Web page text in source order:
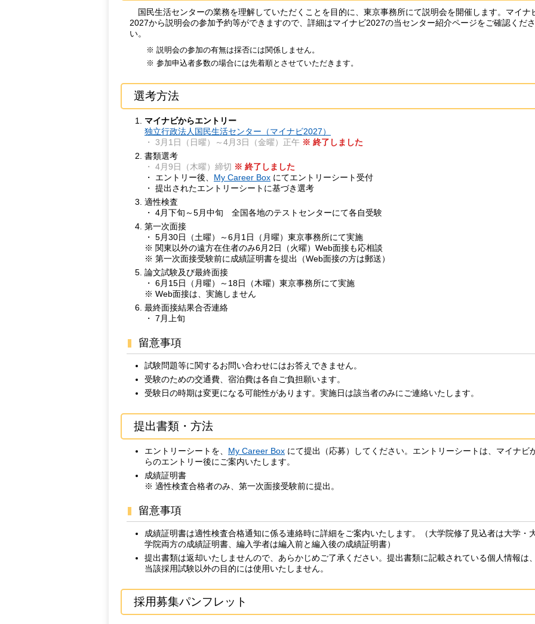
国民生活センターの業務を理解していただくことを目的に、東京事務所にて説明会を開催します。マイナ
2027から説明会の参加予約等ができますので、詳細はマイナビ2027の当センター紹介ページをご確認くださ
い。
※ 説明会の参加の有無は採否には関係しません。
※ 参加申込者多数の場合には先着順とさせていただきます。
選考方法
マイナビからエントリー
独立行政法人国民生活センター（マイナビ2027）
・ 3月1日（日曜）～4月3日（金曜）正午 ※ 終了しました
書類選考
・ 4月9日（木曜）締切 ※ 終了しました
・ エントリー後、 My Career Box にてエントリーシート受付
・ 提出されたエントリーシートに基づき選考
適性検査
・ 4月下旬～5月中旬 全国各地のテストセンターにて各自受験
第一次面接
・ 5月30日（土曜）～6月1日（月曜）東京事務所にて実施
※ 関東以外の遠方在住者のみ6月2日（火曜）Web面接も応相談
※ 第一次面接受験前に成績証明書を提出（Web面接の方は郵送）
論文試験及び最終面接
・ 6月15日（月曜）～18日（木曜）東京事務所にて実施
※ Web面接は、実施しません
最終面接結果合否連絡
・ 7月上旬
留意事項
試験問題等に関するお問い合わせにはお答えできません。
受験のための交通費、宿泊費は各自ご負担願います。
受験日の時期は変更になる可能性があります。実施日は該当者のみにご連絡いたします。
提出書類・方法
エントリーシートを、 My Career Box にて提出（応募）してください。エントリーシートは、マイナビ
らのエントリー後にご案内いたします。
成績証明書
※ 適性検査合格者のみ、第一次面接受験前に提出。
留意事項
成績証明書は適性検査合格通知に係る連絡時に詳細をご案内いたします。（大学院修了見込者は大学・
学院両方の成績証明書、編入学者は編入前と編入後の成績証明書）
提出書類は返却いたしませんので、あらかじめご了承ください。提出書類に記載されている個人情報は
当該採用試験以外の目的には使用いたしません。
採用募集パンフレット